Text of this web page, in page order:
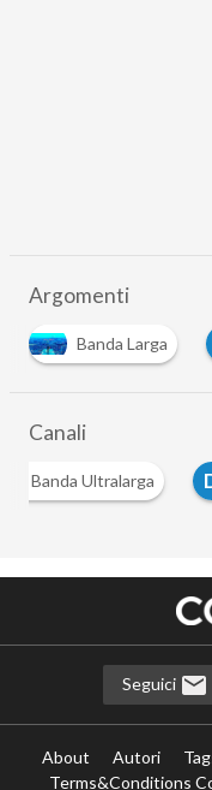
Argomenti
E e-government
Canali
Banda Ultralarga
Seguici
About Autori
Terms&Conditions